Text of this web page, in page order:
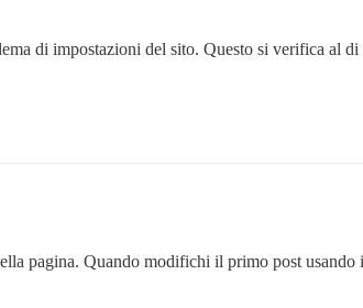
di impostazioni del sito. Questo si verifica al
pagina. Quando modifichi il primo post